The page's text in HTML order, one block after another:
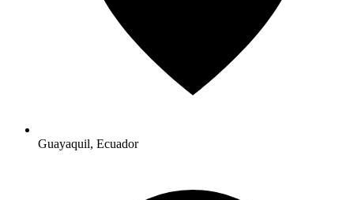
Guayaquil, Ecuador